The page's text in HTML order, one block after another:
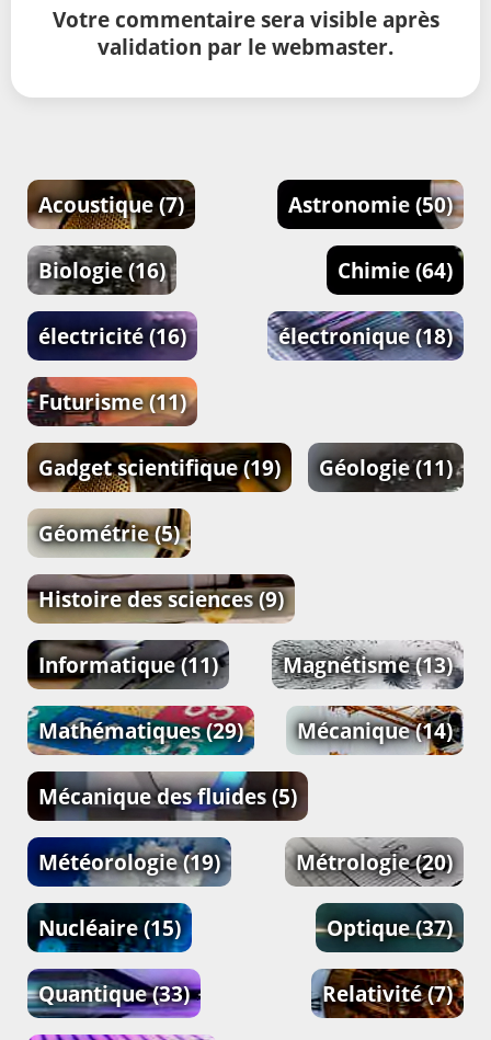
Votre commentaire sera visible après
validation par le webmaster.
Acoustique(7) Astronomie (50)
Biologie(16) Chimie (64)
électricité(16) électronique(18)
Futurisme(11)
Gadget scientifique(19) Géologie(11)
Géométrie(5)
Histoire des sciences(9)
Informatique(11) Magnétisme(13)
Mathématiques(29) Mécanique(14)
Mécanique des fluides (5)
Météorologie(19) Métrologie(20)
Nucléaire(15) Optique(37)
Quantique(33) Relativité(7)